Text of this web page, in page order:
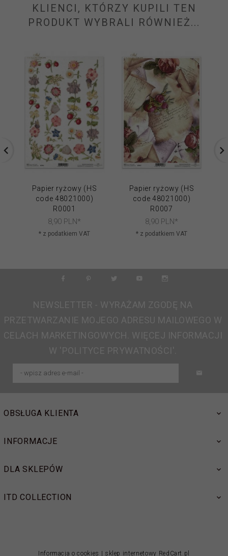
KLIENCI, KTÓRZY KUPILI TEN
PRODUKT WYBRALI RÓWNIEŻ...
Papier ryżowy (HS
code 48021000)
R0001
8,90 PLN*
* z podatkiem VAT
Papier ryżowy (HS
code 48021000)
R0007
8,90 PLN*
* z podatkiem VAT
NEWSLETTER - WYRAŻAM ZGODĘ NA
PRZETWARZANIE MOJEGO ADRESU MAILOWEGO W
CELACH MARKETINGOWYCH. WIĘCEJ INFORMACJI
W 'POLITYCE PRYWATNOŚCI'.
OBSŁUGA KLIENTA
INFORMACJE
DLA SKLEPÓW
ITD COLLECTION
Informacja o cookies sklep internetowy RedCart.pl